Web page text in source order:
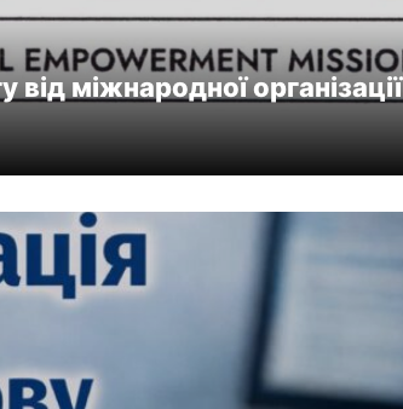
міжнародної організації